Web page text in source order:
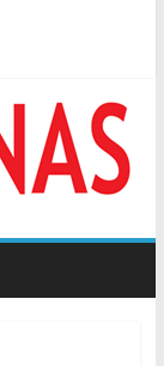
operativo
natal
alerta del